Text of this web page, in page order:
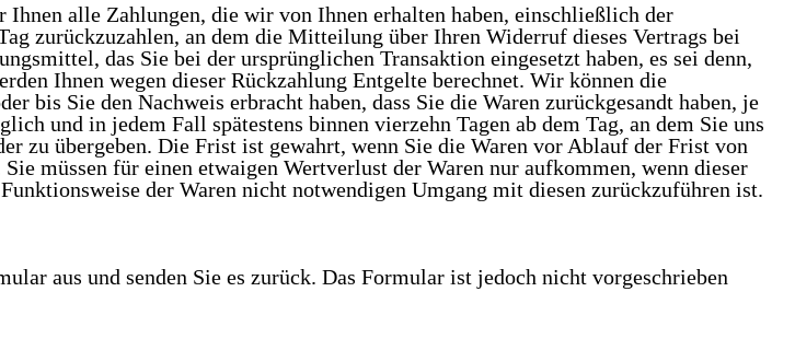
alle Zahlungen, die wir von Ihnen erhalten haben, einschließlich der
zurückzuzahlen, an dem die Mitteilung über Ihren Widerruf dieses Vertrags bei
das Sie bei der ursprünglichen Transaktion eingesetzt haben, es sei denn,
Ihnen wegen dieser Rückzahlung Entgelte berechnet. Wir können die
bis Sie den Nachweis erbracht haben, dass Sie die Waren zurückgesandt haben, je
und in jedem Fall spätestens binnen vierzehn Tagen ab dem Tag, an dem Sie uns
zu übergeben. Die Frist ist gewahrt, wenn Sie die Waren vor Ablauf der Frist von
müssen für einen etwaigen Wertverlust der Waren nur aufkommen, wenn dieser
der Waren nicht notwendigen Umgang mit diesen zurückzuführen ist.
aus und senden Sie es zurück. Das Formular ist jedoch nicht vorgeschrieben